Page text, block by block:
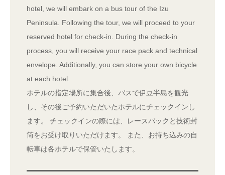
hotel, we will embark on a bus tour of the Izu
Peninsula. Following the tour, we will proceed to your
reserved hotel for check-in. During the check-in
process, you will receive your race pack and technical
envelope. Additionally, you can store your own bicycle
at each hotel.
ホテルの指定場所に集合後、バスで伊豆半島を観光
し、その後ご予約いただいたホテルにチェックインし
ます。 チェックインの際には、レースパックと技術封
筒をお受け取りいただけます。 また、お持ち込みの自
転車は各ホテルで保管いたします。